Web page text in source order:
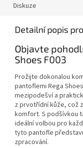
Diskuze
Detailní popis
Objavte
Shoes F003
Prožijte dokonalou
pantoflemi Rega
mezipodešví a
z prvotřídní kůže, což
komfort. S podšívkou
ideální volbou pro
tyto pantofle
zpracování.